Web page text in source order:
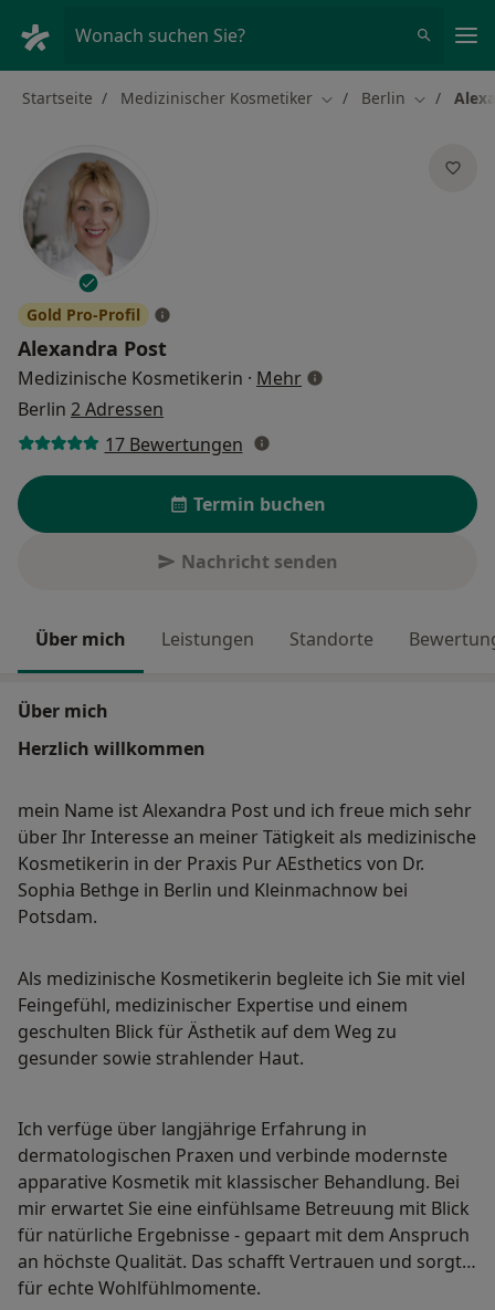
Wonach suchen Sie?
Startseite Medizinischer Kosmetiker Stadt ändern
Berlin Stadt
Gold Pro-Profil
Alexandra Post
Medizinische Kosmetikerin · Mehrüber Spezialisierungen
Berlin 2 Adressen
17 Bewertungen
Termin buchen
Nachricht senden
Über mich Leistungen Standorte
Über mich
Herzlich willkommen
mein Name ist Alexandra Post und ich freue mich sehr
über Ihr Interesse an meiner Tätigkeit als medizinische
Kosmetikerin in der Praxis Pur AEsthetics von Dr.
Sophia Bethge in Berlin und Kleinmachnow bei
Potsdam.
Als medizinische Kosmetikerin begleite ich Sie mit viel
Feingefühl, medizinischer Expertise und einem
geschulten Blick für Ästhetik auf dem Weg zu
gesunder sowie strahlender Haut.
Ich verfüge über langjährige Erfahrung in
dermatologischen Praxen und verbinde modernste
apparative Kosmetik mit klassischer Behandlung. Bei
mir erwartet Sie eine einfühlsame Betreuung mit Blick
für natürliche Ergebnisse - gepaart mit dem Anspruch
an höchste Qualität. Das schafft Vertrauen und sorgt
für echte Wohlfühlmomente.